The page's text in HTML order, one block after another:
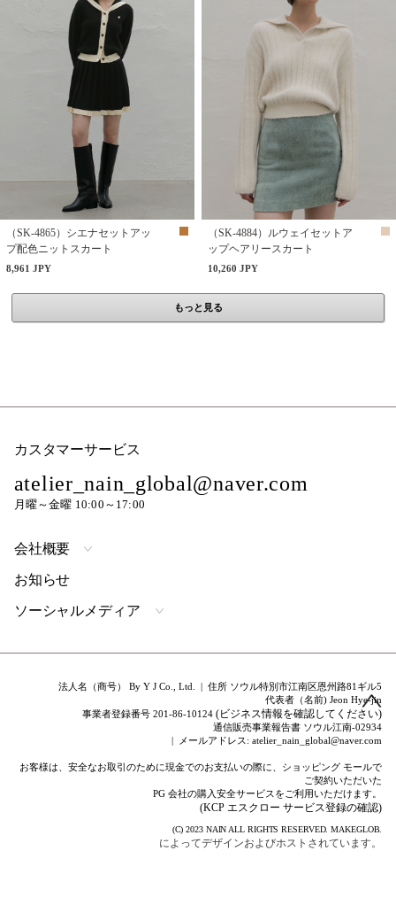
（SK-4865）シエナセットアッ
プ配色ニットスカート
8,961 JPY
（SK-4884）ルウェイセットア
ップヘアリースカート
10,260 JPY
もっと見る
カスタマーサービス
atelier_nain_global@naver.com
月曜～金曜 10:00～17:00
会社概要
お知らせ
ソーシャルメディア
法人名（商号） By Y J Co., Ltd. | 住所 ソウル特別市江南区恩州路81ギル5
代表者（名前) Jeon Hye-jin
事業者登録番号 201-86-10124(ビジネス情報を確認してください)
通信販売事業報告書 ソウル江南-02934
| メールアドレス: atelier_nain_global@naver.com
お客様は、安全なお取引のために現金でのお支払いの際に、ショッピング モールで
ご契約いただいた
PG 会社の購入安全サービスをご利用いただけます。
(KCP エスクロー サービス登録の確認)
(C) 2023 NAIN ALL RIGHTS RESERVED.MAKEGLOB.
によってデザインおよびホストされています。